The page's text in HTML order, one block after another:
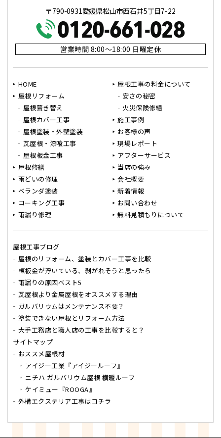
〒790-0931愛媛県松山市西石井5丁目7-22
営業時間 8:00～18:00 日曜定休
HOME
屋根リフォーム
屋根葺き替え
屋根カバー工事
屋根塗装・外壁塗装
瓦屋根・漆喰工事
屋根板金工事
屋根修繕
雨どいの修理
ベランダ塗装
コーキング工事
雨漏り修理
屋根工事の料金について
安さの秘密
火災保険修繕
施工事例
お客様の声
現場レポート
アフターサービス
当店の強み
会社概要
新着情報
お問い合わせ
無料見積もりについて
屋根工事ブログ
屋根のリフォーム、塗装とカバー工事を比較
棟板金が浮いている、剥がれそうと思ったら
雨漏りの原因ベスト5
瓦屋根より金属屋根をオススメする理由
ガルバリウムはメンテナンス不要？
塗装できない屋根とリフォーム方法
大手工務店と職人店の工事を比較すると？
サイトマップ
おススメ屋根材
アイジー工業『アイジールーフ』
ニチハ ガルバリウム屋根 横暖ルーフ
ケイミュー『ROOGA』
外構エクステリア工事はコチラ